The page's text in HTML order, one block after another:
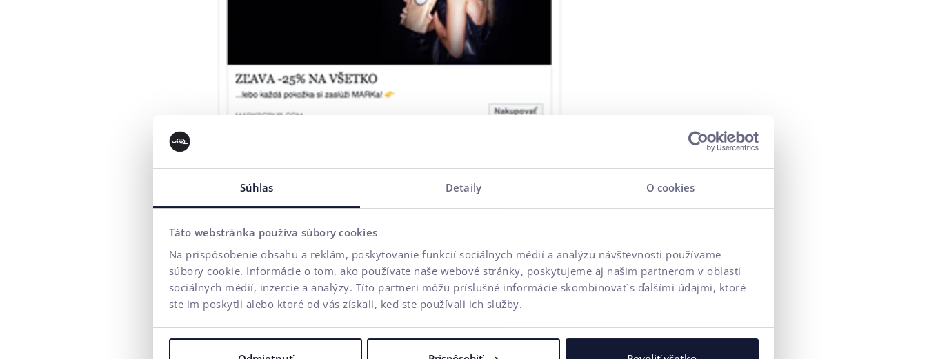
Súhlas Detaily O cookies
Táto webstránka používa súbory cookies
Na prispôsobenie obsahu a reklám, poskytovanie funkcií sociálnych médií a analýzu návštevnosti používame
súbory cookie. Informácie o tom, ako používate naše webové stránky, poskytujeme aj našim partnerom v oblasti
sociálnych médií, inzercie a analýzy. Títo partneri môžu príslušné informácie skombinovať s ďalšími údajmi, ktoré
ste im poskytli alebo ktoré od vás získali, keď ste používali ich služby.
Obrázok č. 89: Príklady Facebook Ads
Facebook Ads môžete používať aj bez vytvoreného Facebook proﬁlu svojho e-shopu, no
neodporúčame to. Jednak je tam menej nastavení a hlavne reklama musí bežať pod nejakou
hlavičkou, čo je zvyčajne Facebook proﬁl. Samozrejme, o svoj Facebook proﬁl sa musíte
priebežne starať, čo si vyžaduje čas. V prvom rade si pri Facebook Ads musíte ujasniťcieľ
reklamy, čo môže byť kliknutie na príspevok, zobrazenie v „newsfeede“ alebo nejaká interakcia,
ako napríklad Like alebo komentár. Môže to však byť aj nákup alebo iná aktivita, napríklad